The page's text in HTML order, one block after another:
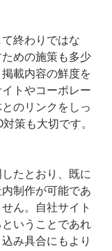
終わりではな
めの施策も多少
載内容の鮮度を
トやコーポレー
のリンクをしっ
策も大切です。
たとおり、既に
制作が可能であ
ん。自社サイト
いうことであれ
み具合にもより